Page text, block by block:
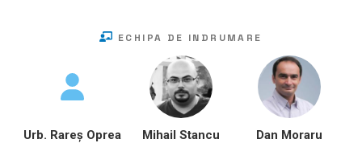
ECHIPA DE INDRUMARE
Urb. Rareș Oprea Mihail Stancu Dan Moraru